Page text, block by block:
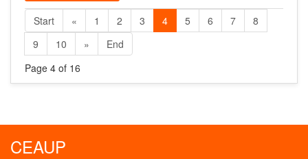
Start « 1 2 3 4 5 6 7
8
9
10 »
End
Page 4 of 16
CEAUP